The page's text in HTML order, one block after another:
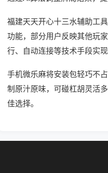
福建天天开心十三水辅助工
功能，部分用户反映其他玩
行、自动连接等技术手段实现
手机微乐麻将安装包轻巧不
制原汁原味，可碰杠胡灵活
佳选择。